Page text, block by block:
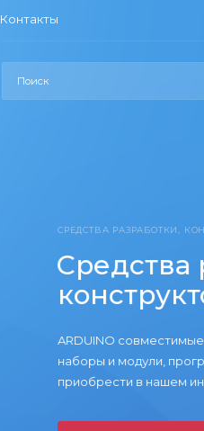
Контакты
СРЕДСТВА РАЗРАБОТКИ,
Средства
ARDUINO совместимые
наборы и модули,
приобрести в нашем